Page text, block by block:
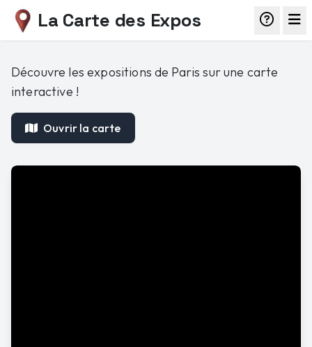
La Carte des Expos
Découvre les expositions de Paris sur une carte
interactive !
Ouvrir la carte